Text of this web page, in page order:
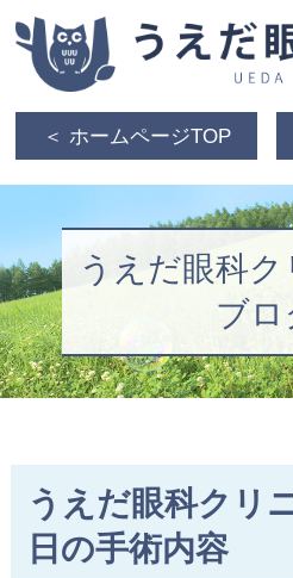
＜ ホームページTOP
うえだ眼科
ブロ
うえだ眼科クリ
日の手術内容